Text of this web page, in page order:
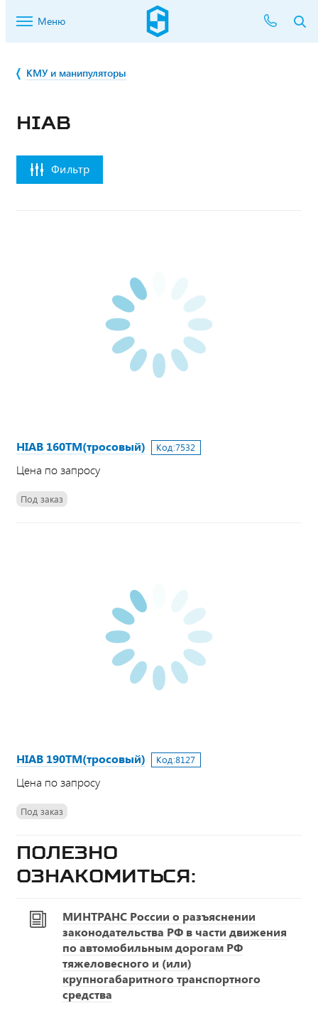
Меню
КМУ и манипуляторы
HIAB
Фильтр
HIAB 160TM(тросовый) Код:7532
Цена по запросу
Под заказ
HIAB 190TM(тросовый) Код:8127
Цена по запросу
Под заказ
Полезно
ознакомиться:
МИНТРАНС России о разъяснении
законодательства РФ в части движения
по автомобильным дорогам РФ
тяжеловесного и (или)
крупногабаритного транспортного
средства